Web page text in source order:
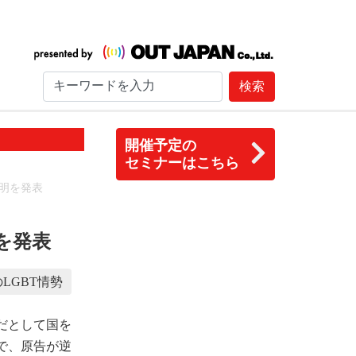
検索
開催予定の
セミナーはこちら
を発表
発表
LGBT情勢
として国を
、原告が逆